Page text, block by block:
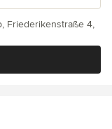
Friederikenstraße 4,